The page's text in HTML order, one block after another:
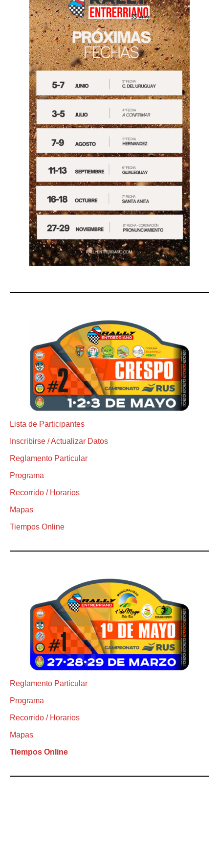
Lista de Participantes
Inscribirse / Actualizar Datos
Reglamento Particular
Programa
Recorrido / Horarios
Mapas
Tiempos Online
Reglamento Particular
Programa
Recorrido / Horarios
Mapas
Tiempos Online